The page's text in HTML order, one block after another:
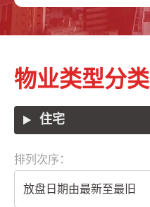
住宅
物业类型分类
排列次序：
放盘日期由最新至最旧